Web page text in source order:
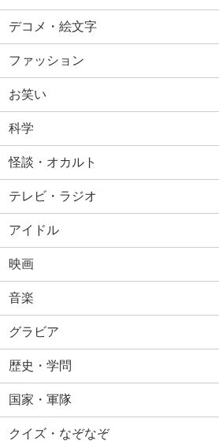
デコメ・絵文字
ファッション
お笑い
科学
怪談・オカルト
テレビ・ラジオ
アイドル
映画
音楽
グラビア
歴史・学問
国家・軍隊
クイズ・なぞなぞ